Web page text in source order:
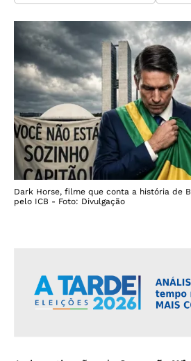
Dark Horse, filme que conta a história de
pelo ICB - Foto: Divulgação